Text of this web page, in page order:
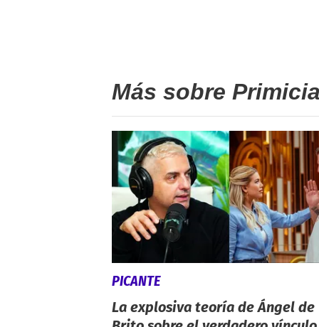
Más sobre
PICANTE
La explosiva teoría de Ángel de